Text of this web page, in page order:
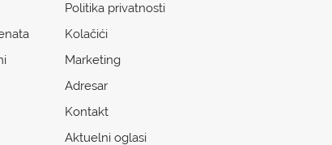
Politika privatnosti
Kolačići
Marketing
Adresar
Kontakt
Aktuelni oglasi